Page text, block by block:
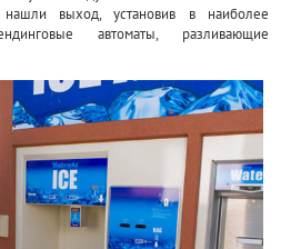
выход, установив в наиболее
автоматы, разливающие